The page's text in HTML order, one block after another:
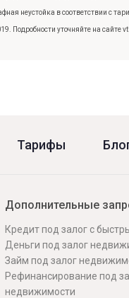
неустойка в соответствии с
Подробности уточняйте на
Тарифы
Дополнительные
Кредит под залог с
Деньги под залог
Займ под залог
Рефинансирование под
недвижимости